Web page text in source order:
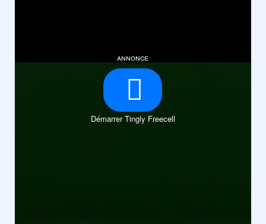
annonce
Démarrer Tingly Freecell